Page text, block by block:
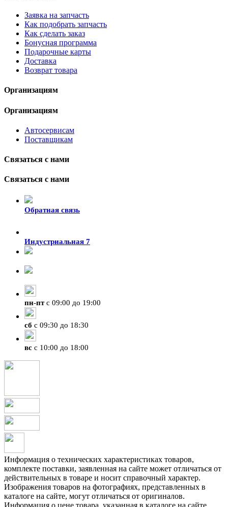
Заявка на запчасть
Как подобрать запчасть
Как сделать заказ
Бонусная программа
Подарочные карты
Доставка
Возврат товара
Организациям
Организациям
Автосервисам
Поставщикам
Связаться с нами
Связаться с нами
Обратная связь
Индустриальная 7
пн-птс 09:00 до 19:00
сб с 09:30 до 18:30
вс с 10:00 до 18:00
Информация о технических характеристиках товаров,
комплекте поставки, заявленная на сайте может отличаться от
действительных в товаре и носит справочный характер.
Изображения товаров на фотографиях, представленных в
каталоге на сайте, могут отличаться от оригиналов.
Информация о цене товара, указанная в каталоге на сайте,